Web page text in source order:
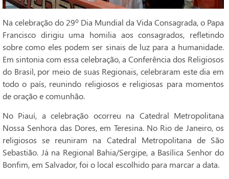
Na celebração do 29º Dia Mundial da Vida Consagrada, o Papa
Francisco dirigiu uma homilia aos consagrados, refletindo
sobre como eles podem ser sinais de luz para a humanidade.
Em sintonia com essa celebração, a Conferência dos Religiosos
do Brasil, por meio de suas Regionais, celebraram este dia em
todo o país, reunindo religiosos e religiosas para momentos
de oração e comunhão.
No Piauí, a celebração ocorreu na Catedral Metropolitana
Nossa Senhora das Dores, em Teresina. No Rio de Janeiro, os
religiosos se reuniram na Catedral Metropolitana de São
Sebastião. Já na Regional Bahia/Sergipe, a Basílica Senhor do
Bonfim, em Salvador, foi o local escolhido para marcar a data.